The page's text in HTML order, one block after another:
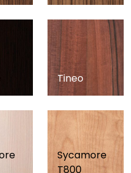
Tineo
Sycamore
T800